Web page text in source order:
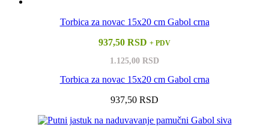
Torbica za novac 15x20 cm Gabol crna
937,50 RSD + PDV
1.125,00 RSD
Torbica za novac 15x20 cm Gabol crna
937,50 RSD